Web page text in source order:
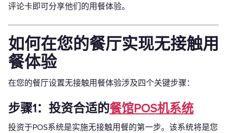
评论卡即可分享他们的用餐体验。
如何在您的餐厅实现无接触用
餐体验
在您的餐厅设置无接触用餐体验涉及四个关键步骤：
步骤1：投资合适的餐馆POS机系统
投资于POS系统是实施无接触用餐的第一步。该系统将是您